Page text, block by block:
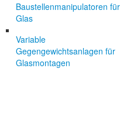
Baustellenmanipulatoren für
Glas
Variable
Gegengewichtsanlagen für
Glasmontagen